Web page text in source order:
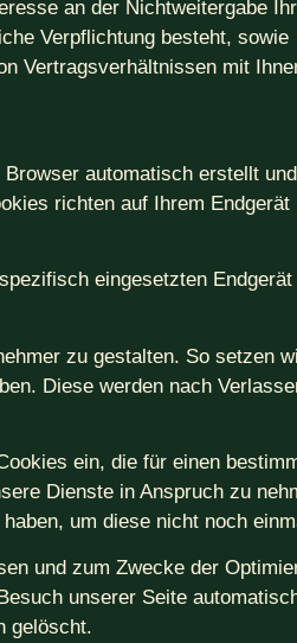
an der Nichtweitergabe
Verpflichtung besteht, sowie
Vertragsverhältnissen mit
automatisch erstellt
richten auf Ihrem Endgerät
eingesetzten
zu gestalten. So setzen
Diese werden nach
ein, die für einen
Dienste in Anspruch zu
um diese nicht noch
und zum Zwecke der
unserer Seite
gelöscht.